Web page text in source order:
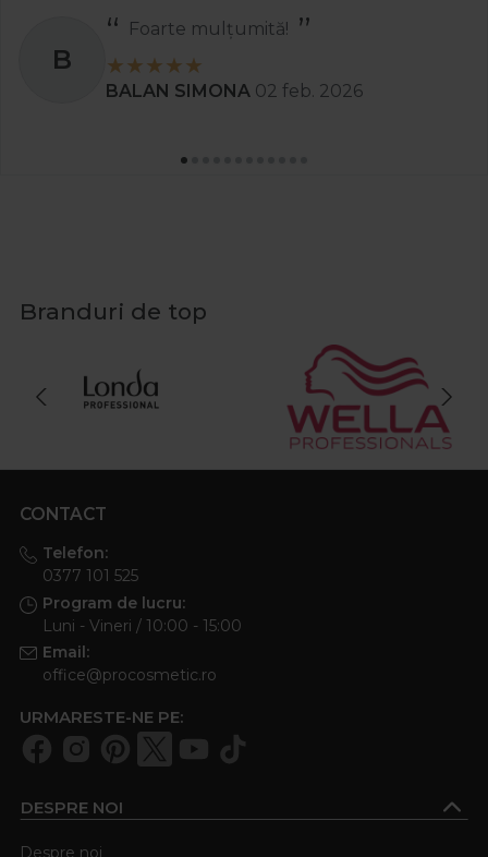
S
Recomand
Stanciu Aura Andreea 02 apr. 2025
Branduri de top
CONTACT
Telefon:
0377 101 525
Program de lucru:
Luni - Vineri / 10:00 - 15:00
Email:
office@procosmetic.ro
URMARESTE-NE PE:
DESPRE NOI
Despre noi